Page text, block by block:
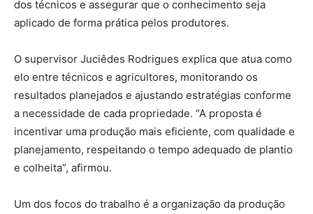
dos técnicos e assegurar que o conhecimento seja
aplicado de forma prática pelos produtores.
O supervisor Juciêdes Rodrigues explica que atua como
elo entre técnicos e agricultores, monitorando os
resultados planejados e ajustando estratégias conforme
a necessidade de cada propriedade. “A proposta é
incentivar uma produção mais eficiente, com qualidade e
planejamento, respeitando o tempo adequado de plantio
e colheita”, afirmou.
Um dos focos do trabalho é a organização da produção